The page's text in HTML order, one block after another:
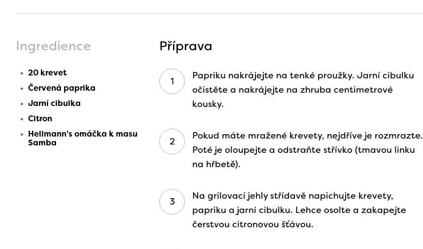
Ingredience
20 krevet
Červená paprika
Jarní cibulka
Citron
Hellmann's omáčka k masu
Samba
Příprava
Papriku nakrájejte na tenké proužky. Jarní cibulku
očistěte a nakrájejte na zhruba centimetrové
kousky.
Pokud máte mražené krevety, nejdříve je rozmrazte.
Poté je oloupejte a odstraňte střívko (tmavou linku
na hřbetě).
Na grilovací jehly střídavě napichujte krevety,
papriku a jarní cibulku. Lehce osolte a zakapejte
čerstvou citronovou šťávou.